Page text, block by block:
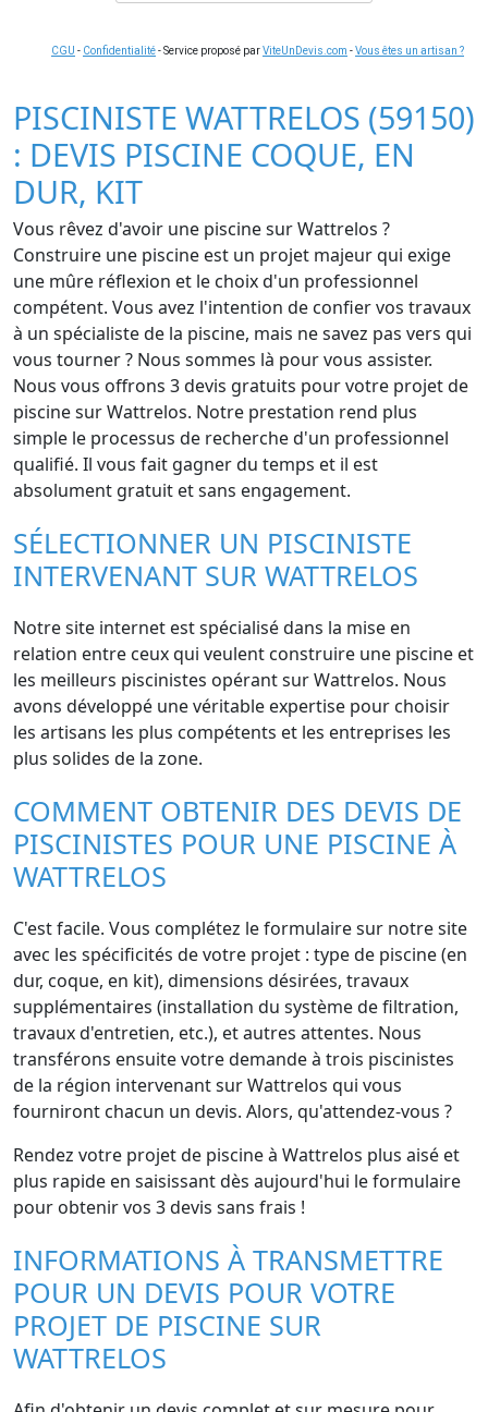
CGU - Confidentialité- Service proposé parViteUnDevis.com -Vous êtes un artisan ?
PISCINISTE WATTRELOS (59150)
: DEVIS PISCINE COQUE, EN
DUR, KIT
Vous rêvez d'avoir une piscine sur Wattrelos ?
Construire une piscine est un projet majeur qui exige
une mûre réflexion et le choix d'un professionnel
compétent. Vous avez l'intention de confier vos travaux
à un spécialiste de la piscine, mais ne savez pas vers qui
vous tourner ? Nous sommes là pour vous assister.
Nous vous offrons 3 devis gratuits pour votre projet de
piscine sur Wattrelos. Notre prestation rend plus
simple le processus de recherche d'un professionnel
qualifié. Il vous fait gagner du temps et il est
absolument gratuit et sans engagement.
SÉLECTIONNER UN PISCINISTE
INTERVENANT SUR WATTRELOS
Notre site internet est spécialisé dans la mise en
relation entre ceux qui veulent construire une piscine et
les meilleurs piscinistes opérant sur Wattrelos. Nous
avons développé une véritable expertise pour choisir
les artisans les plus compétents et les entreprises les
plus solides de la zone.
COMMENT OBTENIR DES DEVIS DE
PISCINISTES POUR UNE PISCINE À
WATTRELOS
C'est facile. Vous complétez le formulaire sur notre site
avec les spécificités de votre projet : type de piscine (en
dur, coque, en kit), dimensions désirées, travaux
supplémentaires (installation du système de filtration,
travaux d'entretien, etc.), et autres attentes. Nous
transférons ensuite votre demande à trois piscinistes
de la région intervenant sur Wattrelos qui vous
fourniront chacun un devis. Alors, qu'attendez-vous ?
Rendez votre projet de piscine à Wattrelos plus aisé et
plus rapide en saisissant dès aujourd'hui le formulaire
pour obtenir vos 3 devis sans frais !
INFORMATIONS À TRANSMETTRE
POUR UN DEVIS POUR VOTRE
PROJET DE PISCINE SUR
WATTRELOS